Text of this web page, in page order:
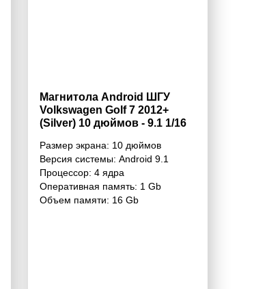
Магнитола Android ШГУ
Volkswagen Golf 7 2012+
(Silver) 10 дюймов - 9.1 1/16
Размер экрана: 10 дюймов
Версия системы: Android 9.1
Процессор: 4 ядра
Оперативная память: 1 Gb
Объем памяти: 16 Gb